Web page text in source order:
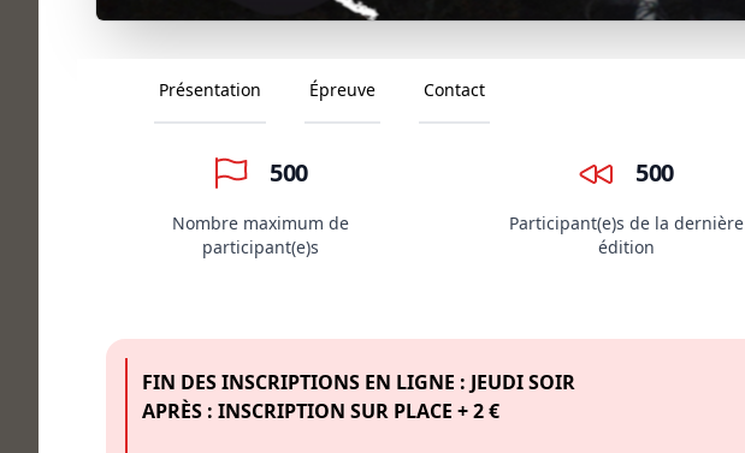
Présentation Épreuve Contact
500
Nombre maximum de
participant(e)s
500
Participant(e)s de la dernière
édition
FIN DES INSCRIPTIONS EN LIGNE : JEUDI SOIR
APRÈS : INSCRIPTION SUR PLACE + 2 €